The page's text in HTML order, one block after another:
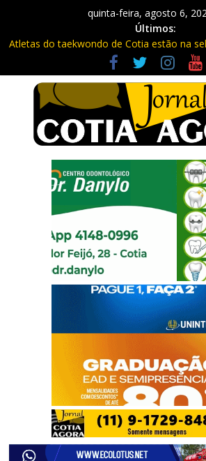
quinta-feira, agosto 6,
Últimos:
Atletas do taekwondo de Cotia estão na
Fique atento: Câmeras com IA na Raposo
multando
Repasse de impostos estaduais para Cotia
300 milhões no ano
Três procurados da Justiça são presos em
Grande pela PM